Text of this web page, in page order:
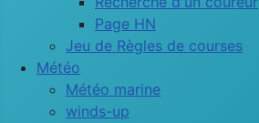
Page HN
Jeu de Règles de courses
Météo
Météo marine
winds-up